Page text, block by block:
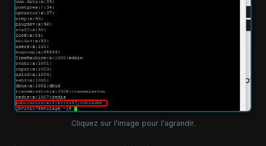
Cliquez sur l'image pour l'agrandir.